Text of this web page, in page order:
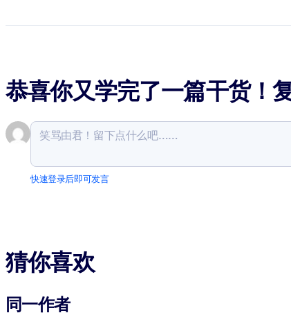
恭喜你又学完了一篇干货！
快速登录后即可发言
猜你喜欢
同一作者